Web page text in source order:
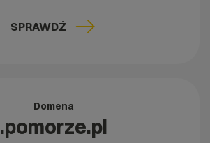
SPRAWDŹ
Domena
.pomorze.pl